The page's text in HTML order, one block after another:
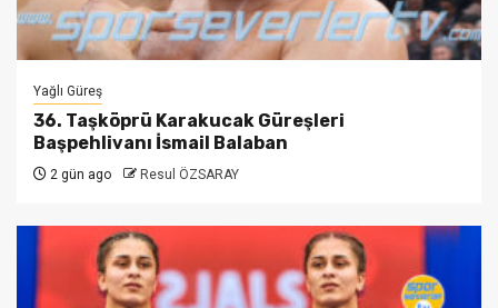
Yağlı Güreş
36. Taşköprü Karakucak Güreşleri
Başpehlivanı İsmail Balaban
2 gün ago Resul ÖZSARAY